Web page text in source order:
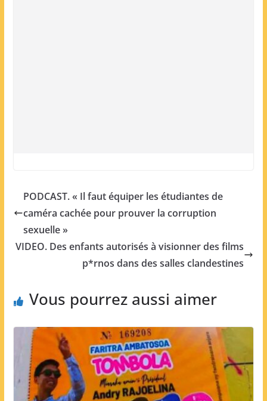
PODCAST. « Il faut équiper les étudiantes de
caméra cachée pour prouver la corruption
sexuelle »
VIDEO. Des enfants autorisés à visionner des films
p*rnos dans des salles clandestines
Vous pourrez aussi aimer